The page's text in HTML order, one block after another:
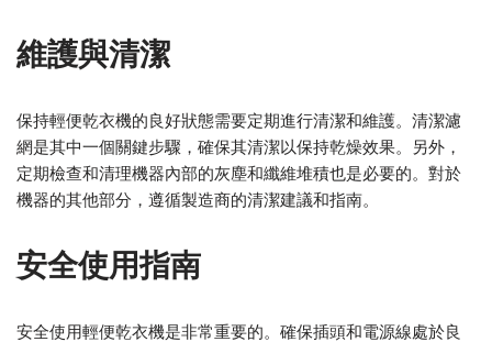
維護與清潔
保持輕便乾衣機的良好狀態需要定期進行清潔和維護。清潔濾
網是其中一個關鍵步驟，確保其清潔以保持乾燥效果。另外，
定期檢查和清理機器內部的灰塵和纖維堆積也是必要的。對於
機器的其他部分，遵循製造商的清潔建議和指南。
安全使用指南
安全使用輕便乾衣機是非常重要的。確保插頭和電源線處於良